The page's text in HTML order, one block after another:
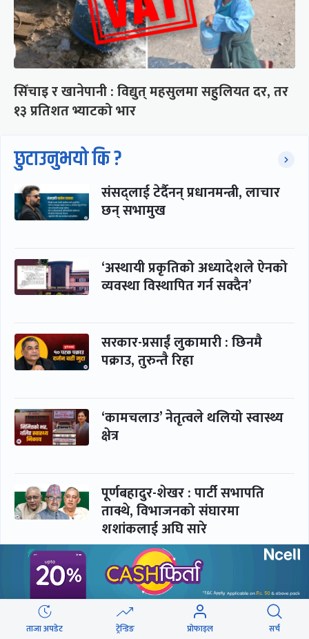
सिँचाइ र खानेपानी : विद्युत् महसुलमा सहुलियत दर, तर
१३ प्रतिशत भ्याटको भार
छुटाउनुभयो कि ?
संसद्लाई टेर्दैनन् प्रधानमन्त्री, लाचार
छन् सभामुख
‘अस्थायी प्रकृतिको अध्यादेशले ऐनको
व्यवस्था विस्थापित गर्न सक्दैन’
सरकार-प्रसाईं लुकामारी : छिनमै
पक्राउ, तुरुन्तै रिहा
‘कामचलाउ’ नेतृत्वले थलियो स्वास्थ्य
क्षेत्र
पूर्णबहादुर-शेखर : पार्टी सभापति
ताक्थे, विभाजनको संघारमा
शशांकलाई अघि सारे
कप्तानगञ्जमा झिल्को, गोलबजारमा
डढेलो
ताजा अपडेट ट्रेन्डिङ प्रोफाइल सर्च